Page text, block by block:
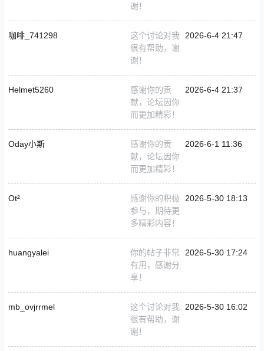
谢！
咖啡_741298
这个讨论对我
很有帮助，谢
谢！
2026-6-4 21:47
Helmet5260
感谢你的贡
献，论坛因你
而更加精彩！
2026-6-4 21:37
Oday小斯
感谢你的贡
献，论坛因你
而更加精彩！
2026-6-1 11:36
Ot²
感谢你的积极
参与，期待更
多精彩内容！
2026-5-30 18:13
huangyalei
你的帖子非常
有用，感谢分
享！
2026-5-30 17:24
mb_ovjrrmel
这个讨论对我
很有帮助，谢
谢！
2026-5-30 16:02